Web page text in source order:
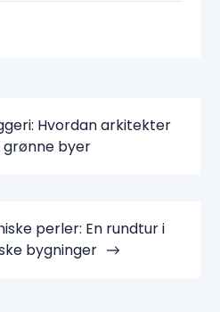
Hvordan arkitekter
byer
perler: En rundtur i
bygninger